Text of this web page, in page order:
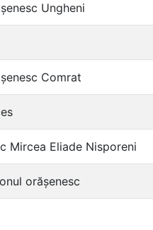
Ungheni
Comrat
Mircea Eliade Nisporeni
orășenesc